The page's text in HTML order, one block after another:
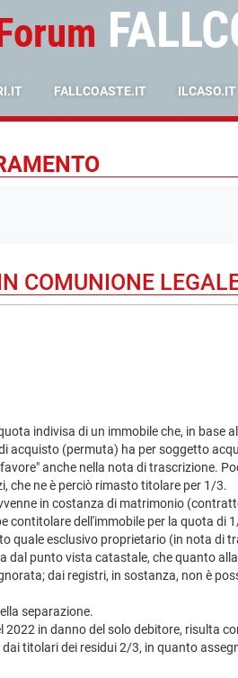
FALLCOASTE.IT ILCASO.IT
COMUNIONE
indivisa di un immobile che, in base
acquisto (permuta) ha per soggetto
anche nella nota di trascrizione.
che ne è perciò rimasto titolare per 1/3.
in costanza di matrimonio
contitolare dell'immobile per la quota di
quale esclusivo proprietario (in nota di
dal punto vista catastale, che quanto
dai registri, in sostanza, non è
separazione.
in danno del solo debitore, risulta
titolari dei residui 2/3, in quanto